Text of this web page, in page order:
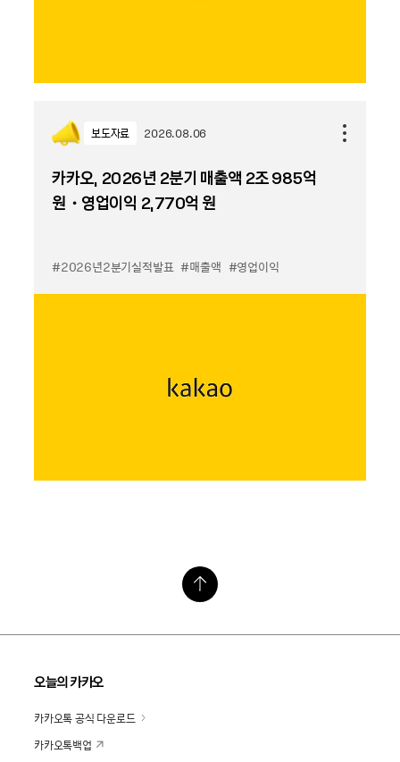
보도자료 2026.08.06
카카오, 2026년 2분기 매출액 2조 985억
원・영업이익 2,770억 원
#2026년2분기실적발표 #매출액 #영업이익
오늘의 카카오
카카오톡 공식 다운로드
카카오톡백업